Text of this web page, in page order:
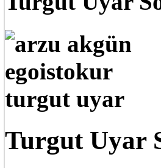
Turgut Uyar